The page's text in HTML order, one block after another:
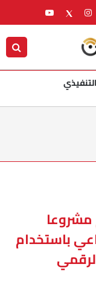
مشروعا
باستخدام